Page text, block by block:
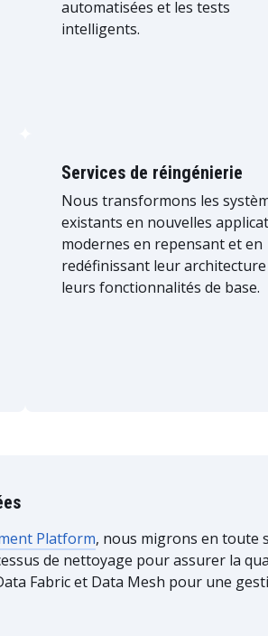
automatisées et les tests
intelligents.
Services de réingénierie
Nous transformons les
existants en nouvelles
modernes en repensant et en
redéfinissant leur
leurs fonctionnalités de base.
Platform, nous migrons en toute
de nettoyage pour assurer la
Fabric et Data Mesh pour une